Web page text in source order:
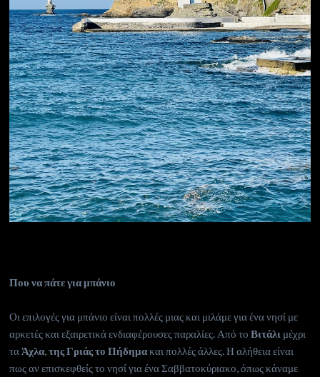
Που να πάτε για μπάνιο
Οι επιλογές για μπάνιο είναι πολλές μιας και μιλάμε για ένα νησί με
αρκετές και εξαιρετικά ενδιαφέρουσες παραλίες. Από το Βιτάλι μέχρι
ταΆχλα,της Γριάς το Πήδημακαι πολλές άλλες. Η αλήθεια είναι
πως αν επισκεφθείς το νησί για ένα Σαββατοκύριακο, όπως κάναμε